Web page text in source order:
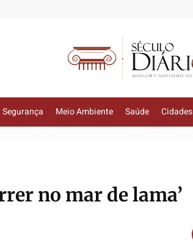
Segurança Meio Ambiente Saúde Cidades
no mar de lama’